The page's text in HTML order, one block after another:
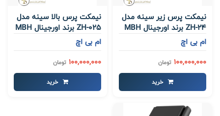
نیمکت پرس زیر سینه مدل
ZH-24 برند اورجینال MBH
ام بی اچ
100,000,000 تومان
خرید
نیمکت پرس بالا سینه مدل
ZH-025 برند اورجینال MBH
ام بی اچ
100,000,000 تومان
خرید